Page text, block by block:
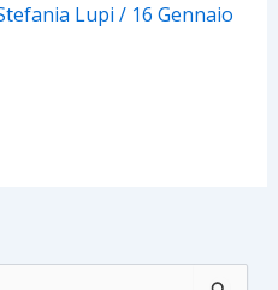
Lupi / 16 Gennaio